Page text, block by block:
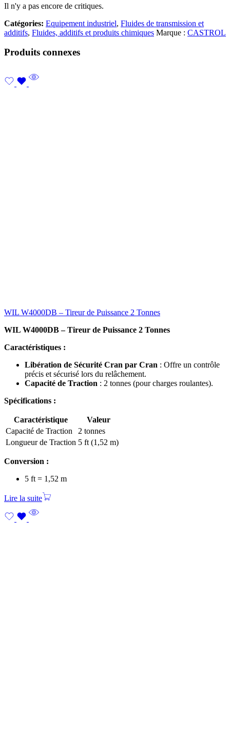
Il n'y a pas encore de critiques.
Catégories: Equipement industriel, Fluides de transmission et
additifs, Fluides, additifs et produits chimiques Marque : CASTROL
Produits connexes
WIL W4000DB – Tireur de Puissance 2 Tonnes
WIL W4000DB – Tireur de Puissance 2 Tonnes
Caractéristiques :
Libération de Sécurité Cran par Cran : Offre un contrôle
précis et sécurisé lors du relâchement.
Capacité de Traction : 2 tonnes (pour charges roulantes).
Spécifications :
Caractéristique
Valeur
Capacité de Traction
2 tonnes
Longueur de Traction 5 ft (1,52 m)
Conversion :
5 ft = 1,52 m
Lire la suite